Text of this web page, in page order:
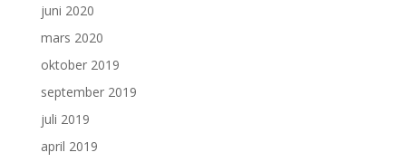
juni 2020
mars 2020
oktober 2019
september 2019
juli 2019
april 2019